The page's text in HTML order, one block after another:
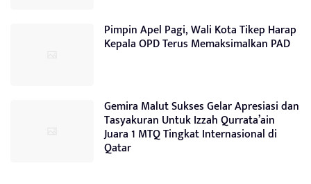
Pimpin Apel Pagi, Wali Kota Tikep Harap
Kepala OPD Terus Memaksimalkan PAD
Gemira Malut Sukses Gelar Apresiasi dan
Tasyakuran Untuk Izzah Qurrata’ain
Juara 1 MTQ Tingkat Internasional di
Qatar